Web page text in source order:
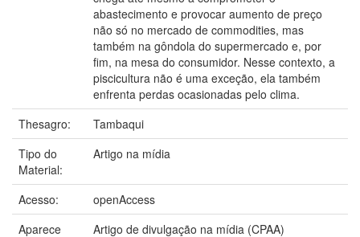
abastecimento e provocar aumento de preço
não só no mercado de commodities, mas
também na gôndola do supermercado e, por
fim, na mesa do consumidor. Nesse contexto, a
piscicultura não é uma exceção, ela também
enfrenta perdas ocasionadas pelo clima.
Thesagro:
Tambaqui
Tipo do
Material:
Artigo na mídia
Acesso:
openAccess
Aparece
Artigo de divulgação na mídia (CPAA)